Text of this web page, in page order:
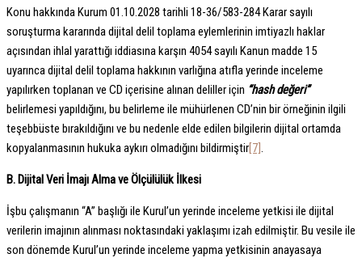
Konu hakkında Kurum 01.10.2028 tarihli 18-36/583-284 Karar sayılı
soruşturma kararında dijital delil toplama eylemlerinin imtiyazlı haklar
açısından ihlal yarattığı iddiasına karşın 4054 sayılı Kanun madde 15
uyarınca dijital delil toplama hakkının varlığına atıfla yerinde inceleme
yapılırken toplanan ve CD içerisine alınan deliller için “hash değeri”
belirlemesi yapıldığını, bu belirleme ile mühürlenen CD’nin bir örneğinin ilgili
teşebbüste bırakıldığını ve bu nedenle elde edilen bilgilerin dijital ortamda
kopyalanmasının hukuka aykırı olmadığını bildirmiştir[7].
B. Dijital Veri İmajı Alma ve Ölçülülük İlkesi
İşbu çalışmanın “A” başlığı ile Kurul’un yerinde inceleme yetkisi ile dijital
verilerin imajının alınması noktasındaki yaklaşımı izah edilmiştir. Bu vesile ile
son dönemde Kurul’un yerinde inceleme yapma yetkisinin anayasaya